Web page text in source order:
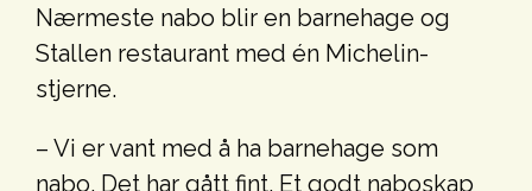
Nærmeste nabo blir en barnehage og
Stallen restaurant med én Michelin-
stjerne.
– Vi er vant med å ha barnehage som
nabo. Det har gått fint. Et godt naboskap